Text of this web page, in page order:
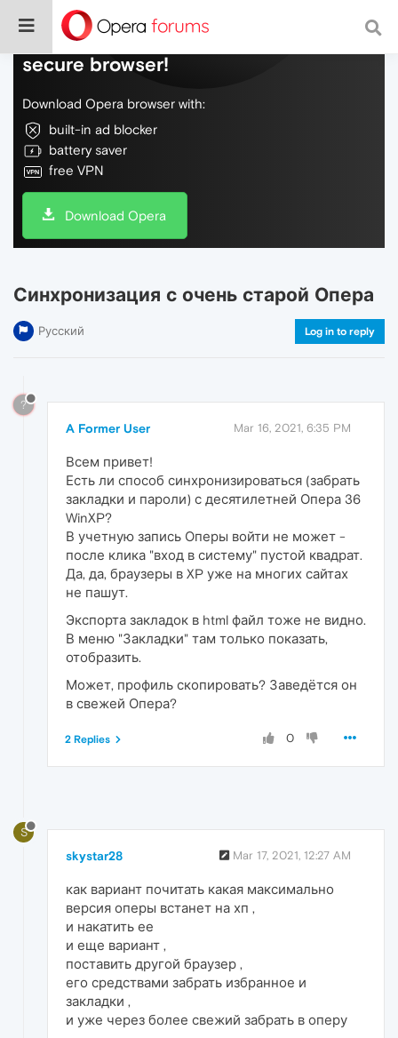
Do more on the web, with a fast and
secure browser!
Download Opera browser with:
built-in ad blocker
battery saver
free VPN
Download Opera
Синхронизация с очень старой Опера
Русский Log in to reply
?
A Former User Mar 16, 2021, 6:35 PM
Всем привет!
Есть ли способ синхронизироваться (забрать
закладки и пароли) с десятилетней Опера 36
WinXP?
В учетную запись Оперы войти не может -
после клика "вход в систему" пустой квадрат.
Да, да, браузеры в XP уже на многих сайтах
не пашут.
Экспорта закладок в html файл тоже не видно.
В меню "Закладки" там только показать,
отобразить.
Может, профиль скопировать? Заведётся он
в свежей Опера?
0
2 Replies
S
skystar28 Mar 17, 2021, 12:27 AM
как вариант почитать какая максимально
версия оперы встанет на хп ,
и накатить ее
и еще вариант ,
поставить другой браузер ,
его средствами забрать избранное и
закладки ,
и уже через более свежий забрать в оперу